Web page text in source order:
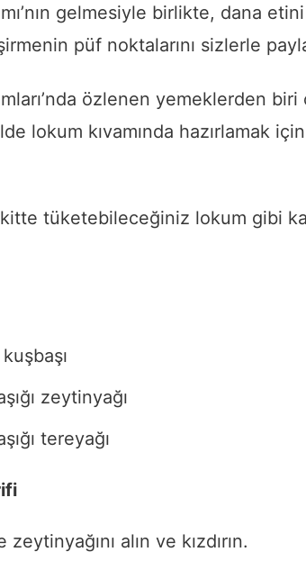
gelmesiyle birlikte, dana
püf noktalarını sizlerle
özlenen yemeklerden
lokum kıvamında hazırlamak için
tüketebileceğiniz lokum gibi
zeytinyağı
tereyağı
alın ve kızdırın.